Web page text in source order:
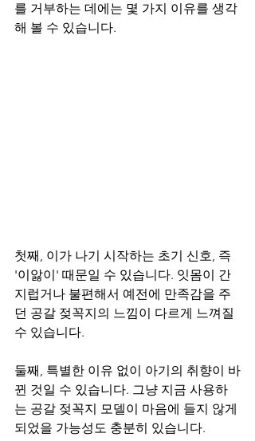
를 거부하는 데에는 몇 가지 이유를 생각
해 볼 수 있습니다.
첫째, 이가 나기 시작하는 초기 신호, 즉
'이앓이' 때문일 수 있습니다. 잇몸이 간
지럽거나 불편해서 예전에 만족감을 주
던 공갈 젖꼭지의 느낌이 다르게 느껴질
수 있습니다.
둘째, 특별한 이유 없이 아기의 취향이 바
뀐 것일 수 있습니다. 그냥 지금 사용하
는 공갈 젖꼭지 모델이 마음에 들지 않게
되었을 가능성도 충분히 있습니다.